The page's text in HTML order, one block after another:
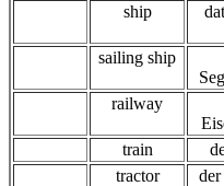
ship
sailing ship
railway
train
tractor